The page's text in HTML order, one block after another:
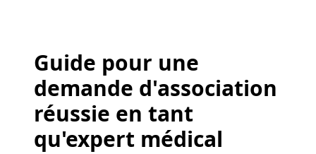
Guide pour une
demande d'association
réussie en tant
qu'expert médical